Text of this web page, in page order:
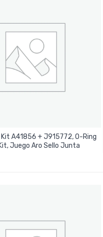
Kit A41856 + J915772, O-Ring
Juego Aro Sello Junta
Leer Más